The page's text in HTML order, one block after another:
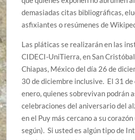
demasiadas citas bibliográficas,
asfixiantes o resúmenes de
Las pláticas se realizarán en las
CIDECI-UniTierra, en San
Chiapas, México del día 26 de
30 de diciembre inclusive. El 31
enero, quienes sobrevivan podrán
celebraciones del aniversario del
en el Puy más cercano a su
según). Si usted es algún tipo de